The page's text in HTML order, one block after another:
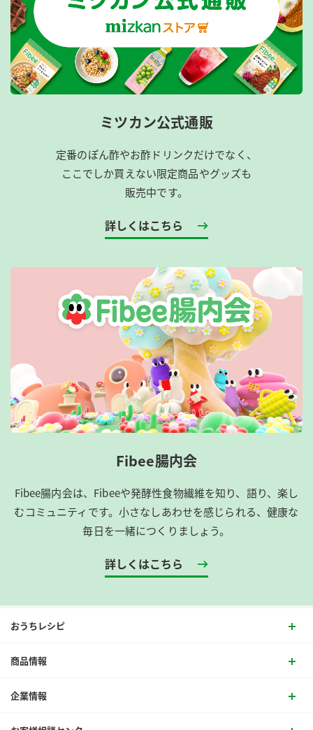
ミツカン公式通販
定番のぽん酢やお酢ドリンクだけでなく、
ここでしか買えない限定商品やグッズも
販売中です。
詳しくはこちら
Fibee腸内会
Fibee腸内会は、​Fibeeや発酵性食物繊維を知り、語り、楽し
むコミュニティです。​小さなしあわせを感じられる、健康な
毎日を一緒につくりましょう。
詳しくはこちら
おうちレシピ
商品情報
企業情報